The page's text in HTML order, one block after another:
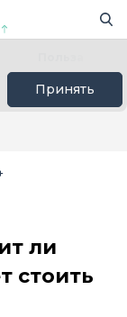
Принять
ли
стоить